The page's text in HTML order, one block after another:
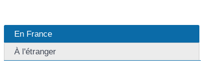
En France
À l'étranger